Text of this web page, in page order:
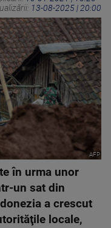
13-08-2025 | 20:00
AFP
în urma unor
un sat din
a crescut
locale,